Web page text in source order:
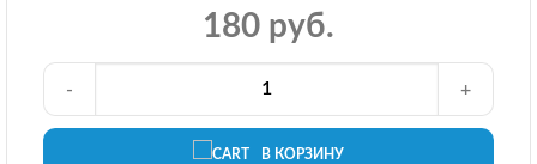
180 руб.
В КОРЗИНУ
- +